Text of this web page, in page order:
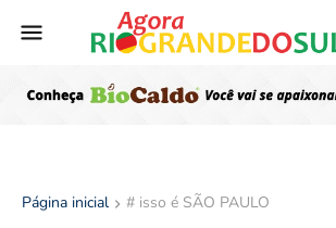
Página inicial # isso é SÃO PAULO